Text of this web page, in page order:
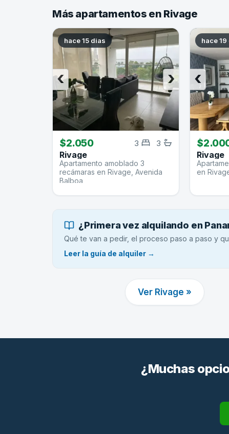
Más apartamentos en Rivage
hace 15 dias
›
‹
$2.050 3
3
Rivage
Apartamento amoblado 3
recámaras en Rivage, Avenida
Balboa
hace
‹
Rivage
en
¿Primera vez alquilando en
Qué te van a pedir, el proceso paso a paso y
Leer la guía de alquiler →
Ver Rivage »
¿Muchas